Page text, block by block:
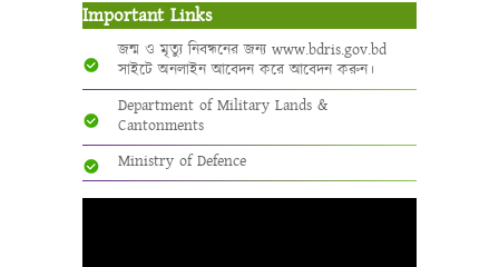
Important Links
জন্ম ও মৃত্যু নিবন্ধনের জন্য www.bdris.gov.bd
সাইটে অনলাইন আবেদন করে আবেদন করুন।
Department of Military Lands &
Cantonments
Ministry of Defence